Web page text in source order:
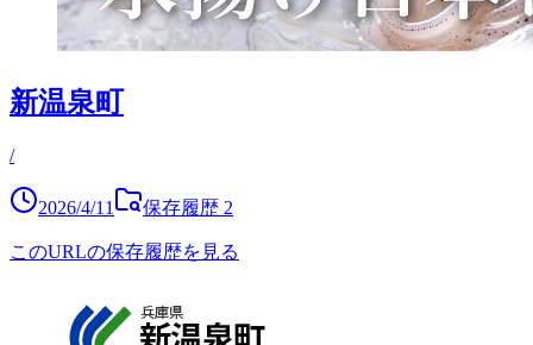
新温泉町
/
2026/4/11 保存履歴 2
このURLの保存履歴を見る